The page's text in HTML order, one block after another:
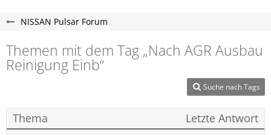
NISSAN Pulsar Forum
Themen mit dem Tag „Nach AGR Ausbau
Reinigung Einb“
Suche nach Tags
Thema Letzte Antwort